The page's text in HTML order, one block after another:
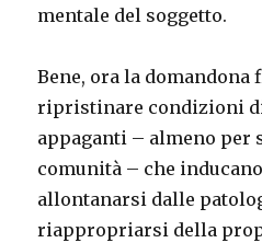
mentale del soggetto.
Bene, ora la domandona
ripristinare condizioni
appaganti – almeno per
comunità – che
allontanarsi dalle
riappropriarsi della